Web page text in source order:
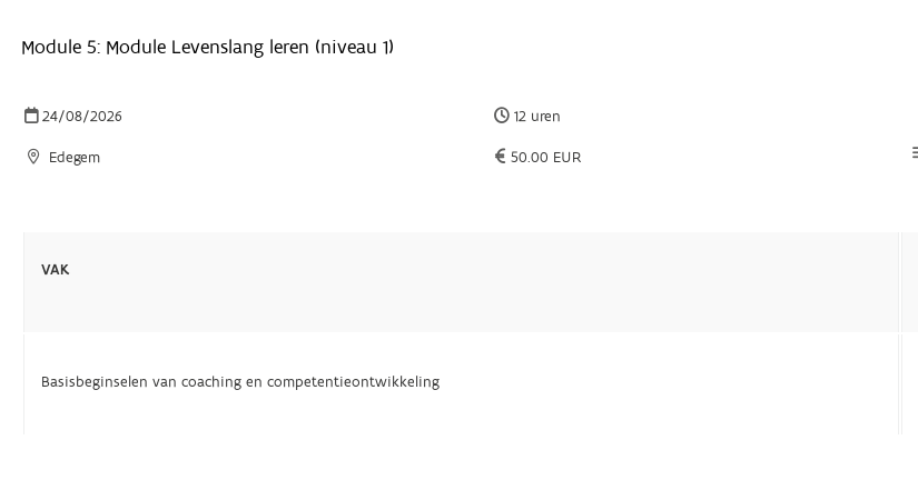
Module 5: Module Levenslang leren (niveau 1)
24/08/2026 12 uren
Edegem 50.00 EUR
VAK
Basisbeginselen van coaching en competentieontwikkeling